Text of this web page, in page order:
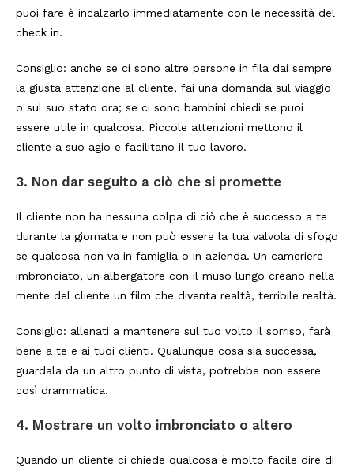
puoi fare è incalzarlo immediatamente con le necessità del
check in.
Consiglio: anche se ci sono altre persone in fila dai sempre
la giusta attenzione al cliente, fai una domanda sul viaggio
o sul suo stato ora; se ci sono bambini chiedi se puoi
essere utile in qualcosa. Piccole attenzioni mettono il
cliente a suo agio e facilitano il tuo lavoro.
3. Non dar seguito a ciò che si promette
Il cliente non ha nessuna colpa di ciò che è successo a te
durante la giornata e non può essere la tua valvola di sfogo
se qualcosa non va in famiglia o in azienda. Un cameriere
imbronciato, un albergatore con il muso lungo creano nella
mente del cliente un film che diventa realtà, terribile realtà.
Consiglio: allenati a mantenere sul tuo volto il sorriso, farà
bene a te e ai tuoi clienti. Qualunque cosa sia successa,
guardala da un altro punto di vista, potrebbe non essere
così drammatica.
4. Mostrare un volto imbronciato o altero
Quando un cliente ci chiede qualcosa è molto facile dire di